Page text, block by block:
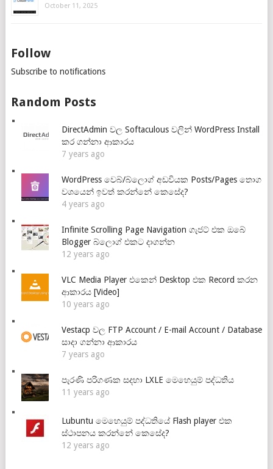
October 11, 2025
Follow
Subscribe to notifications
Random Posts
DirectAdmin වල Softaculous වලින් WordPress Install
කර ගන්නා ආකාරය
7 years ago
WordPress වෙබ්/බ්ලොග් අඩවියක Posts/Pages තොග
වශයෙන් ඉවත් කරන්නේ කෙසේද?
4 years ago
Infinite Scrolling Page Navigation ගැජට් එක ඔබේ
Blogger බ්ලොග් එකට දාගන්න
12 years ago
VLC Media Player එකෙන් Desktop එක Record කරන
ආකාරය [Video]
10 years ago
Vestacp වල FTP Account / E-mail Account / Database
සාදා ගන්නා ආකාරය
7 years ago
පැරණි පරිගණක සදහා LXLE මෙහෙයුම් පද්ධතිය
11 years ago
Lubuntu මෙහෙයුම් පද්ධතියේ Flash player එක
ස්ථාපනය කරන්නේ කෙසේද?
12 years ago